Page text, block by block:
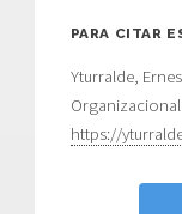
PARA CITAR
Yturralde,
https://